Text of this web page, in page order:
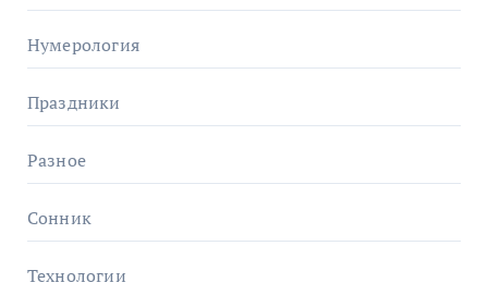
Нумерология
Праздники
Разное
Сонник
Технологии